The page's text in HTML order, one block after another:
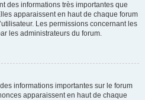
des informations très importantes que
apparaissent en haut de chaque forum
Les permissions concernant les
les administrateurs du forum.
informations importantes sur le forum
apparaissent en haut de chaque